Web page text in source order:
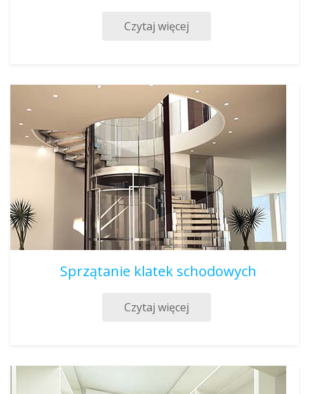
Czytaj więcej
Sprzątanie klatek schodowych
Czytaj więcej